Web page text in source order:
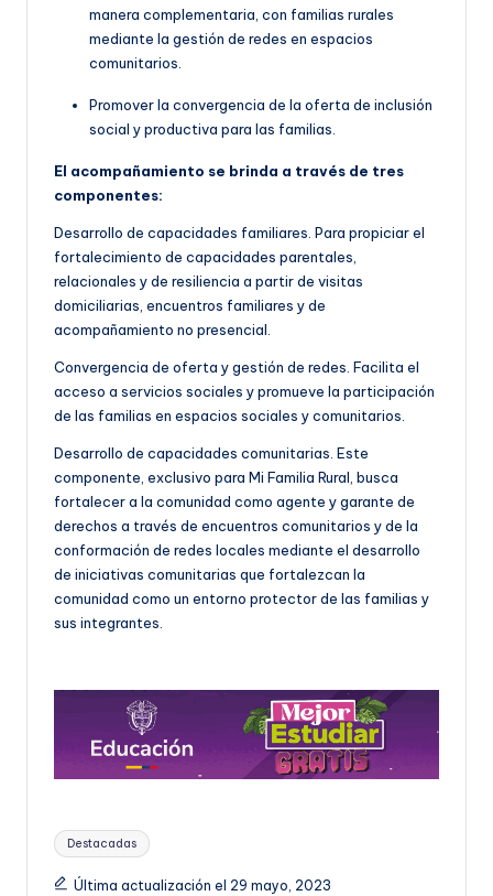
manera complementaria, con familias rurales
mediante la gestión de redes en espacios
comunitarios.
Promover la convergencia de la oferta de inclusión
social y productiva para las familias.
El acompañamiento se brinda a través de tres
componentes:
Desarrollo de capacidades familiares. Para propiciar el
fortalecimiento de capacidades parentales,
relacionales y de resiliencia a partir de visitas
domiciliarias, encuentros familiares y de
acompañamiento no presencial.
Convergencia de oferta y gestión de redes. Facilita el
acceso a servicios sociales y promueve la participación
de las familias en espacios sociales y comunitarios.
Desarrollo de capacidades comunitarias. Este
componente, exclusivo para Mi Familia Rural, busca
fortalecer a la comunidad como agente y garante de
derechos a través de encuentros comunitarios y de la
conformación de redes locales mediante el desarrollo
de iniciativas comunitarias que fortalezcan la
comunidad como un entorno protector de las familias y
sus integrantes.
Etiquetas:
Destacadas
Última actualización el 29 mayo, 2023